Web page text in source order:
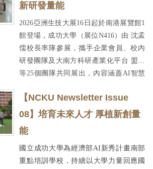
亞洲生技大展
新研發量能
2026亞洲生技大展16日起於南港展覽館1
館登場，成功大學（展位N416）由 沈孟
儒校長率隊參展，攜手企業會員、校內
研發團隊及大南方科研產業化平台 盟校
等25個團隊共同展出，內容涵蓋AI智慧
照護、微創醫療及穿戴式醫療等領域，
展現成大整合醫院、學界、產業及 盟校
與產業發展。
2026-07-16
【NCKU Newsletter Issue
08】培育未來人才 厚植新創量
能
國立成功大學為經濟部AI新秀計畫南部
重點培訓學校，持續以大學力量回應國